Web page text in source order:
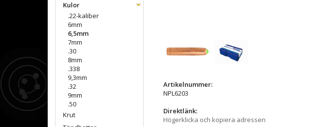
Kulor
.22-kaliber
6mm
6,5mm
7mm
.30
8mm
.338
9,3mm
.32
9mm
.50
Krut
Artikelnummer:
NPL6203
Direktlänk:
Högerklicka och kopiera adressen